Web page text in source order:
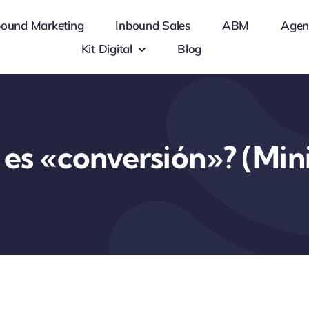
Marketing Inbound Sales ABM
Kit Digital
Blog
es «conversión»?